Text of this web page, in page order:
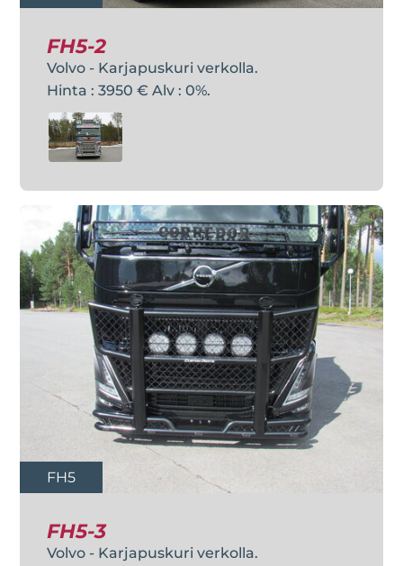
FH5-2
Volvo - Karjapuskuri verkolla.
Hinta : 3950 € Alv : 0%.
FH5
FH5-3
Volvo - Karjapuskuri verkolla.